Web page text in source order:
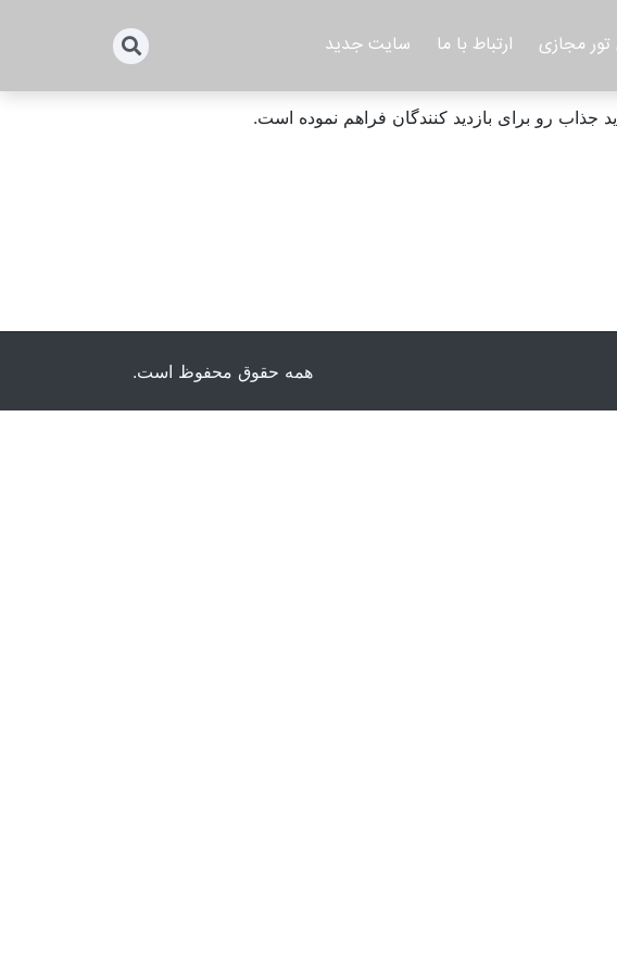
تور مجازی ارتباط با ما سایت جدید
جذاب رو برای بازدید کنندگان فراهم نموده است.
همه حقوق محفوظ است.